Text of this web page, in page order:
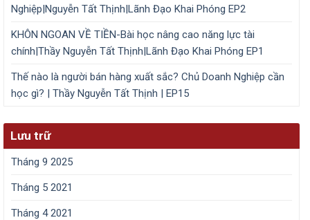
Nghiệp|Nguyễn Tất Thịnh|Lãnh Đạo Khai Phóng EP2
KHÔN NGOAN VỀ TIỀN-Bài học nâng cao năng lực tài
chính|Thầy Nguyễn Tất Thịnh|Lãnh Đạo Khai Phóng EP1
Thế nào là người bán hàng xuất sắc? Chủ Doanh Nghiệp cần
học gì? | Thầy Nguyễn Tất Thịnh | EP15
Lưu trữ
Tháng 9 2025
Tháng 5 2021
Tháng 4 2021